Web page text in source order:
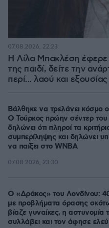
Η Λίλα Μπακλέση
της παιδί, δείτε την
περί... λαού και εξουσίας
07.08.2026, 22:23
Βάλθηκε να τρελάνει κόσμο
Ο Τούρκος πρώην σέντερ
δηλώνει ότι πληροί τα
συμπερίληψης και δηλώνει
να παίξει στο WNBA
07.08.2026, 23:30
Ο «Δράκος» του Λονδίνου:
με προβλήματα όρασης
βίαζε γυναίκες, η αστυνομία
συλλάβει και τον άφησε